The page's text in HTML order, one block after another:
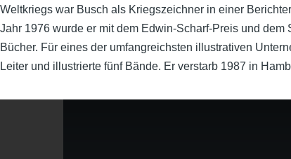
Weltkriegs war Busch als Kriegszeichner in einer
Jahr 1976 wurde er mit dem Edwin-Scharf-Preis und
Bücher. Für eines der umfangreichsten illustrativen
Leiter und illustrierte fünf Bände. Er verstarb 1987 in